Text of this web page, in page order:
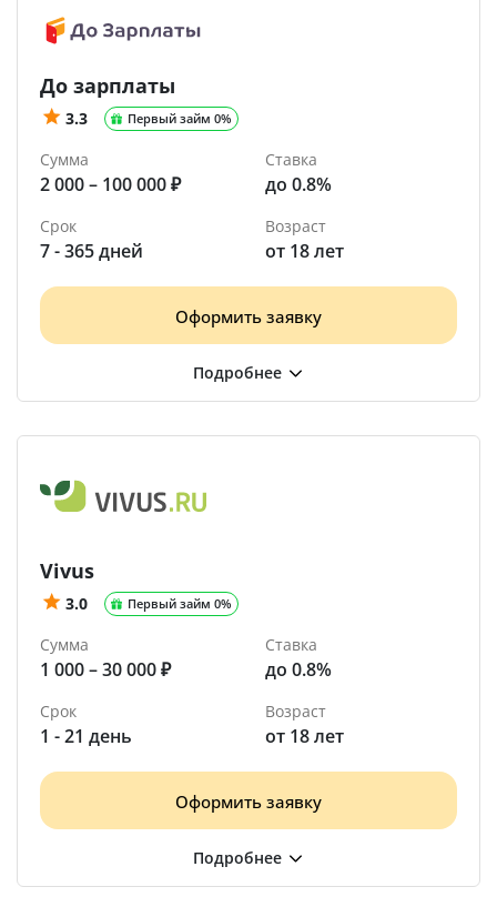
До зарплаты
3.3 Первый займ 0%
Сумма
2 000 – 100 000 ₽
Ставка
до 0.8%
Срок
7 - 365 дней
Возраст
от 18 лет
Оформить заявку
Vivus
3.0 Первый займ 0%
Сумма
1 000 – 30 000 ₽
Ставка
до 0.8%
Срок
1 - 21 день
Возраст
от 18 лет
Оформить заявку